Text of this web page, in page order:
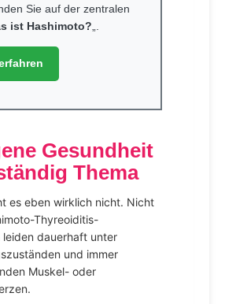
Sie auf der zentralen
ist Hashimoto?
Gesundheit
Thema
es eben wirklich nicht. Nicht
Thyreoiditis-
leiden dauerhaft unter
und immer
Muskel- oder